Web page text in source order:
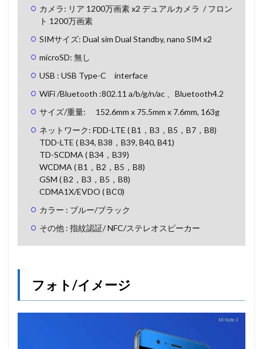
カメラ: リア 1200万画素 x2 デュアルカメラ / フロン
ト 1200万画素
SIMサイズ: Dual sim Dual Standby, nano SIM x2
microSD: 無し
USB : USB Type-C interface
WiFi /Bluetooth :802.11 a/b/g/n/ac 、Bluetooth4.2
サイズ/重量: 152.6mm x 75.5mm x 7.6mm, 163g
ネットワーク: FDD-LTE ( B1，B3，B5，B7，B8)
TDD-LTE ( B34, B38，B39, B40, B41)
TD-SCDMA ( B34，B39)
WCDMA ( B1，B2，B5，B8)
GSM ( B2，B3，B5，B8)
CDMA1X/EVDO ( BC0)
カラー : ブルー/ブラック
その他 : 指紋認証/ NFC/ステレオスピーカー
フォト/イメージ